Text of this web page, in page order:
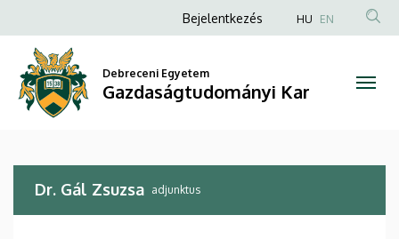
Gál
Zsuzsa
Gazdaságtudományi
Kar
a
tartalomra
Anonim
fiók
menüje
Bejelentkezés HU EN
Debreceni Egyetem
Gazdaságtudományi Kar
Dr. Gál Zsuzsa adjunktus